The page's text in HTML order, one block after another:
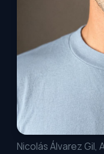
Nicolás Álvarez Gil,